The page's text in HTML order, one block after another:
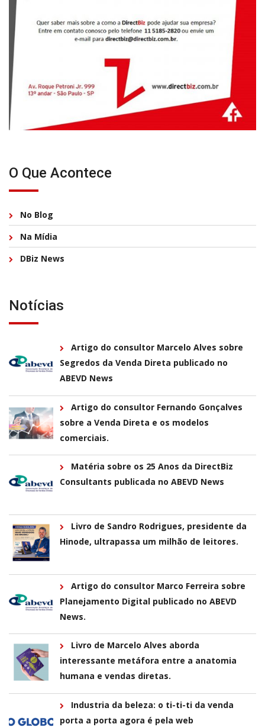
O Que Acontece
No Blog
Na Mídia
DBiz News
Notícias
Artigo do consultor Marcelo Alves sobre
Segredos da Venda Direta publicado no
ABEVD News
Artigo do consultor Fernando Gonçalves
sobre a Venda Direta e os modelos
comerciais.
Matéria sobre os 25 Anos da DirectBiz
Consultants publicada no ABEVD News
Livro de Sandro Rodrigues, presidente da
Hinode, ultrapassa um milhão de leitores.
Artigo do consultor Marco Ferreira sobre
Planejamento Digital publicado no ABEVD
News.
Livro de Marcelo Alves aborda
interessante metáfora entre a anatomia
humana e vendas diretas.
Industria da beleza: o ti-ti-ti da venda
porta a porta agora é pela web